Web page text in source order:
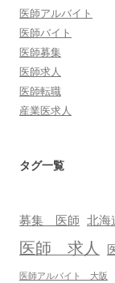
医師アルバイト
医師バイト
医師募集
医師求人
医師転職
産業医求人
タグ一覧
募集 医師 北海
医師 求人
医師アルバイト 大阪